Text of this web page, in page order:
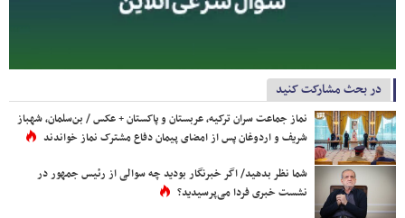
در بحث مشارکت کنید
نماز جماعت سران ترکیه، عربستان و پاکستان + عکس / بن‌سلمان، شهباز
شریف و اردوغان پس از امضای پیمان دفاع مشترک نماز خواندند
شما نظر بدهید/ اگر خبرنگار بودید چه سوالی از رئیس جمهور در
نشست خبری فردا می‌پرسیدید؟